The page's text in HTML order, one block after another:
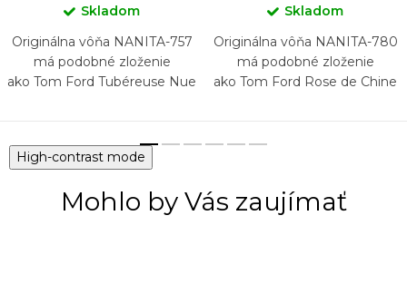
Skladom
Originálna vôňa NANITA-757
má podobné zloženie
ako Tom Ford Tubéreuse Nue
Skladom
Originálna vôňa NANITA-780
má podobné zloženie
ako Tom Ford Rose de Chine
High-contrast mode
Mohlo by Vás zaujímať